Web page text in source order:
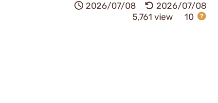
2026/07/08
2026/07/08
5,761 view
10